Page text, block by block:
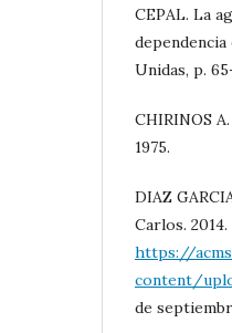
CEPAL. La
Unidas, p.
CHIRINOS
1975.
DIAZ
Carlos.
https://
content/
de